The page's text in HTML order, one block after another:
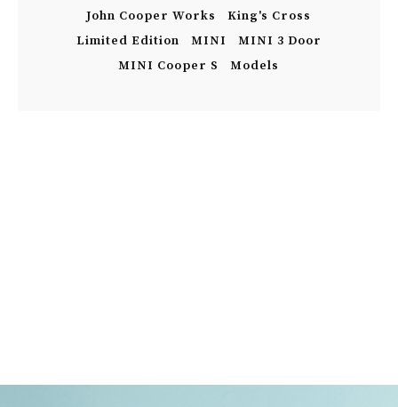
John Cooper Works
King's Cross
Limited Edition
MINI
MINI 3 Door
MINI Cooper S
Models